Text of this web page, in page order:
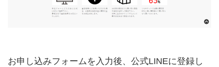
お申し込みフォームを入力後、公式LINEに登録し